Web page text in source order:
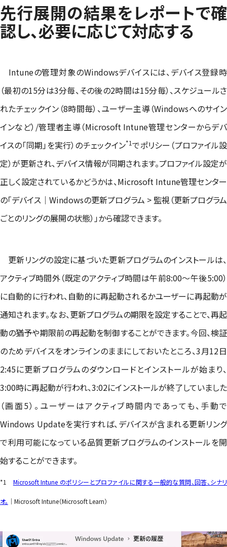
先行展開の結果をレポートで確
認し、必要に応じて対応する
Intuneの管理対象のWindowsデバイスには、デバイス登録時
（最初の15分は3分毎、その後の2時間は15分毎）、スケジュールさ
れたチェックイン（8時間毎）、ユーザー主導（Windowsへのサイン
インなど）/管理者主導（Microsoft Intune管理センターからデバ
イスの「同期」を実行）のチェックイン*1でポリシー（プロファイル設
定）が更新され、デバイス情報が同期されます。プロファイル設定が
正しく設定されているかどうかは、Microsoft Intune管理センター
の「デバイス｜Windowsの更新プログラム > 監視（更新プログラム
ごとのリングの展開の状態）」から確認できます。
更新リングの設定に基づいた更新プログラムのインストールは、
アクティブ時間外（既定のアクティブ時間は午前8:00～午後5:00）
に自動的に行われ、自動的に再起動されるかユーザーに再起動が
通知されます。なお、更新プログラムの期限を設定することで、再起
動の猶予や期限前の再起動を制御することができます。今回、検証
のためデバイスをオンラインのままにしておいたところ、3月12日
2:45に更新プログラムのダウンロードとインストールが始まり、
3:00時に再起動が行われ、3:02にインストールが終了していました
（画面5）。ユーザーはアクティブ時間内であっても、手動で
Windows Updateを実行すれば、デバイスが含まれる更新リング
で利用可能になっている品質更新プログラムのインストールを開
始することができます。
*1 Microsoft Intune のポリシーとプロファイルに関する一般的な質問、回答、シナリ
オ。 ｜Microsoft Intune（Microsoft Learn）